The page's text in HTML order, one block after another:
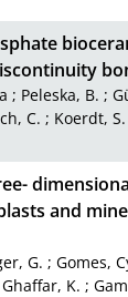
; Peleska, B. ;
C. ; Koerdt, S.
and
G. ;Gomes,
Ghaffar, K. ;